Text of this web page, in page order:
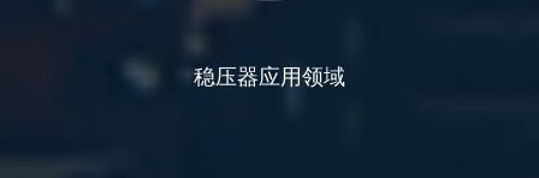
稳压器应用领域